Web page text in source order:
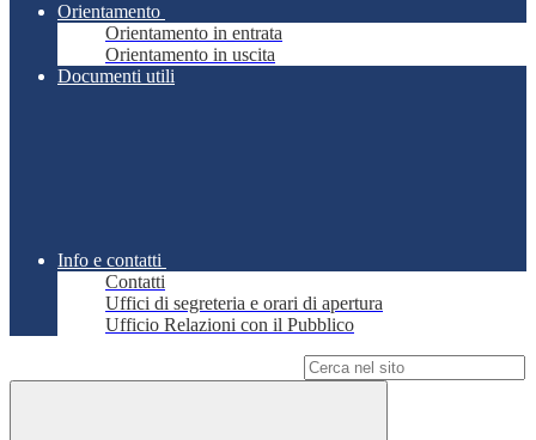
Orientamento
Orientamento in entrata
Orientamento in uscita
Documenti utili
Info e contatti
Contatti
Uffici di segreteria e orari di apertura
Ufficio Relazioni con il Pubblico